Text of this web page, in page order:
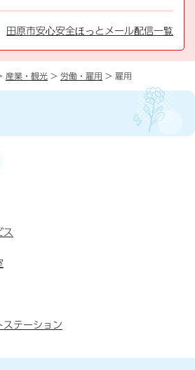
田原市安心安全ほっとメール配信一覧
産業・観光 > 労働・雇用 > 雇用
ス
ステーション